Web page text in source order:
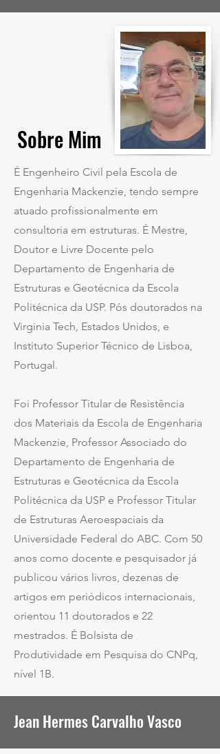
Sobre Mim
É Engenheiro Civil pela Escola de
Engenharia Mackenzie, tendo sempre
atuado profissionalmente em
consultoria em estruturas. É Mestre,
Doutor e Livre Docente pelo
Departamento de Engenharia de
Estruturas e Geotécnica da Escola
Politécnica da USP. Pós doutorados na
Virginia Tech, Estados Unidos, e
Instituto Superior Técnico de Lisboa,
Portugal.
Foi Professor Titular de Resistência
dos Materiais da Escola de Engenharia
Mackenzie, Professor Associado do
Departamento de Engenharia de
Estruturas e Geotécnica da Escola
Politécnica da USP e Professor Titular
de Estruturas Aeroespaciais da
Universidade Federal do ABC. Com 50
anos como docente e pesquisador já
publicou vários livros, dezenas de
artigos em periódicos internacionais,
orientou 11 doutorados e 22
mestrados. É Bolsista de
Produtividade em Pesquisa do CNPq,
nível 1B.
Jean Hermes Carvalho Vasco